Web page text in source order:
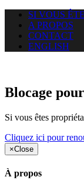
SI VOUS
A PROPOS
CONTACT
ENGLISH
Blocage
Si vous êtes
Cliquez ici pour
×Close
À propos